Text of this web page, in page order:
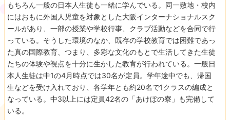
もちろん一般の日本人生徒も一緒に学んでいる。同一敷地・校内
にはおもに外国人児童を対象とした大阪インターナショナルスク
ールがあり、一部の授業や学校行事、クラブ活動などを合同で行
っている。そうした環境のなか、既存の学校教育では困難であっ
た真の国際教育、つまり、多彩な文化のもとで生活してきた生徒
たちの体験や視点を十分に生かした教育が行われている。一般日
本人生徒は中1の4月時点では30名が定員。学年途中でも、帰国
生などを受け入れており、各学年とも約20名で1クラスの編成と
なっている。中3以上には定員42名の「あけぼの寮」も完備して
いる。